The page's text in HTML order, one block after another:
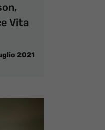
Vita
2021